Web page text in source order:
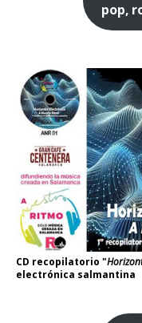
pop,
CD recopilatorio "
electrónica salmantina